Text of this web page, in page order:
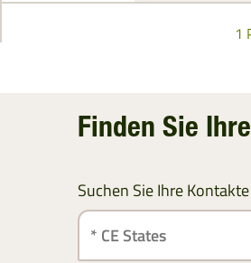
1
Finden Sie
Suchen Sie Ihre